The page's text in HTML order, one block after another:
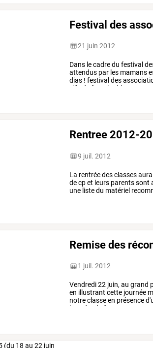
Festival des
21 juin 2012
Dans lecadredu festival
attendus par les mamans
dias ! festival des
ville
de fontainebleau
Rentree 2012-
9 juil. 2012
La rentréedesclassesaura
decpet leurs parentssont
une listedu matériel
Remise des
1 juil. 2012
Vendredi22 juin,au grand
en illustrant cette journée
notreclasseen présence
le
cadre de l'ete